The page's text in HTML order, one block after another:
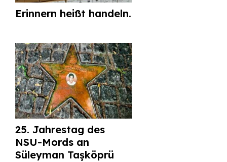
Erinnern heißt handeln.
25. Jahrestag des
NSU-Mords an
Süleyman Taşköprü